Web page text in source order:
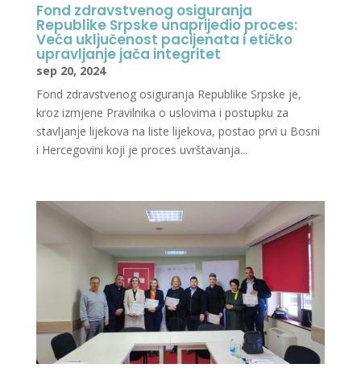
Fond zdravstvenog osiguranja
Republike Srpske unaprijedio proces:
Veća uključenost pacijenata i etičko
upravljanje jača integritet
sep 20, 2024
Fond zdravstvenog osiguranja Republike Srpske je,
kroz izmjene Pravilnika o uslovima i postupku za
stavljanje lijekova na liste lijekova, postao prvi u Bosni
i Hercegovini koji je proces uvrštavanja...